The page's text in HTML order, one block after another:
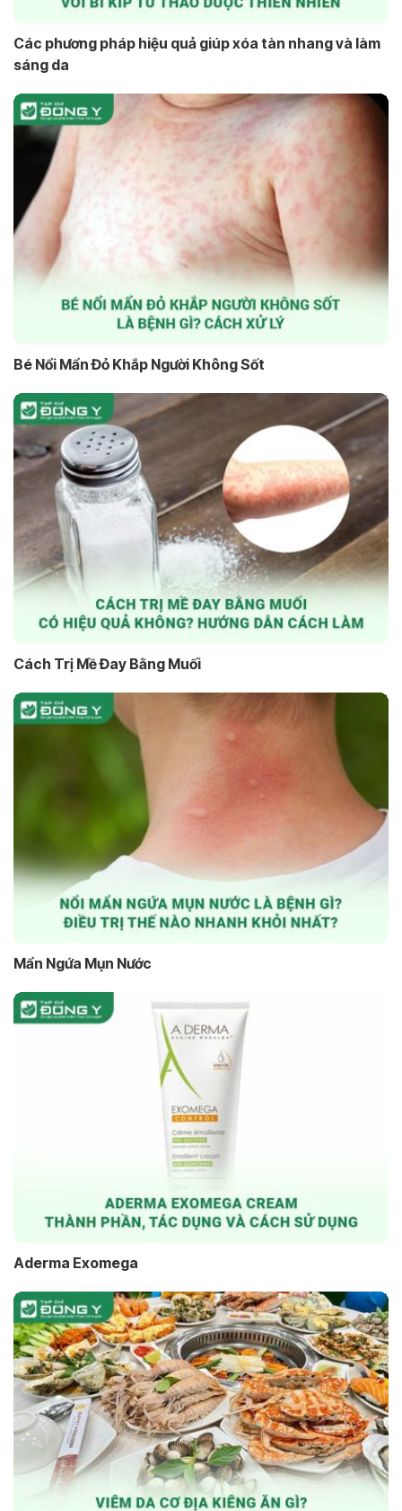
Các phương pháp hiệu quả giúp xóa tàn nhang và làm
sáng da
Bé Nổi Mẩn Đỏ Khắp Người Không Sốt
Cách Trị Mề Đay Bằng Muối
Mẩn Ngứa Mụn Nước
Aderma Exomega